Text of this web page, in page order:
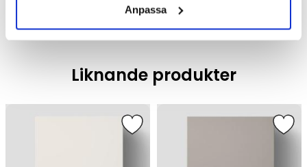
Anpassa
Liknande produkter